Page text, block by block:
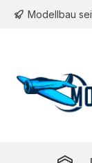
Hauptinhalt
Zur Suche
ZurModellbau